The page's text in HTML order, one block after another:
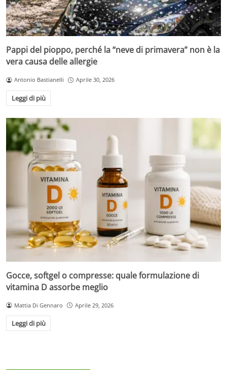
Pappi del pioppo, perché la “neve di primavera” non è la
vera causa delle allergie
Antonio Bastianelli Aprile 30, 2026
Leggi di più
Gocce, softgel o compresse: quale formulazione di
vitamina D assorbe meglio
Mattia Di Gennaro Aprile 29, 2026
Leggi di più